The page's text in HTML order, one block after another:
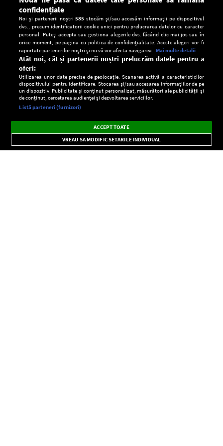
CONFIDENŢIALITATE
Setări:
Dark
Mode
Radio live, podcasturi, știri și alerte
importante.
×
confidențiale
Noi și partenerii noștri585 stocăm și/sau accesăm informații pe dispozitivul
dvs., precum identificatorii cookie unici pentru prelucrarea datelor cu caracter
personal. Puteți accepta sau gestiona alegerile dvs. făcând clic mai jos sau în
orice moment, pe pagina cu politica de confidențialitate. Aceste alegeri vor fi
raportate partenerilor noștri și nu vă vor afecta navigarea. Mai multe detalii
Atât noi, cât și partenerii noștri prelucrăm datele pentru a
oferi:
Utilizarea unor date precise de geolocație. Scanarea activă a caracteristicilor
dispozitivului pentru identificare. Stocarea și/sau accesarea informațiilor de pe
un dispozitiv. Publicitate și conținut personalizat, măsurători ale publicității și
de conținut, cercetarea audienței și dezvoltarea serviciilor.
Listă parteneri (furnizori)
ACCEPT TOATE
VREAU SA MODIFIC SETARILE INDIVIDUAL